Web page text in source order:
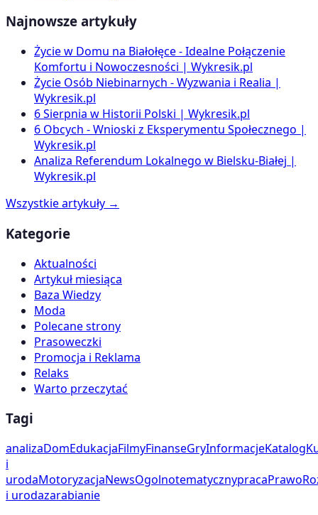
Najnowsze artykuły
Życie w Domu na Białołęce - Idealne Połączenie
Komfortu i Nowoczesności | Wykresik.pl
Życie Osób Niebinarnych - Wyzwania i Realia |
Wykresik.pl
6 Sierpnia w Historii Polski | Wykresik.pl
6 Obcych - Wnioski z Eksperymentu Społecznego |
Wykresik.pl
Analiza Referendum Lokalnego w Bielsku-Białej |
Wykresik.pl
Wszystkie artykuły →
Kategorie
Aktualności
Artykuł miesiąca
Baza Wiedzy
Moda
Polecane strony
Prasoweczki
Promocja i Reklama
Relaks
Warto przeczytać
Tagi
analizaDomEdukacjaFilmyFinanseGryInformacjeKatalog
i
urodaMotoryzacjaNewsOgolnotematycznypracaPrawo
i urodazarabianie